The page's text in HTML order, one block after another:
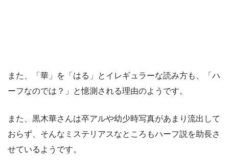
また、「華」を「はる」とイレギュラーな読み方も、「ハ
ーフなのでは？」と憶測される理由のようです。
また、黒木華さんは卒アルや幼少時写真があまり流出して
おらず、そんなミステリアスなところもハーフ説を助長さ
せているようです。